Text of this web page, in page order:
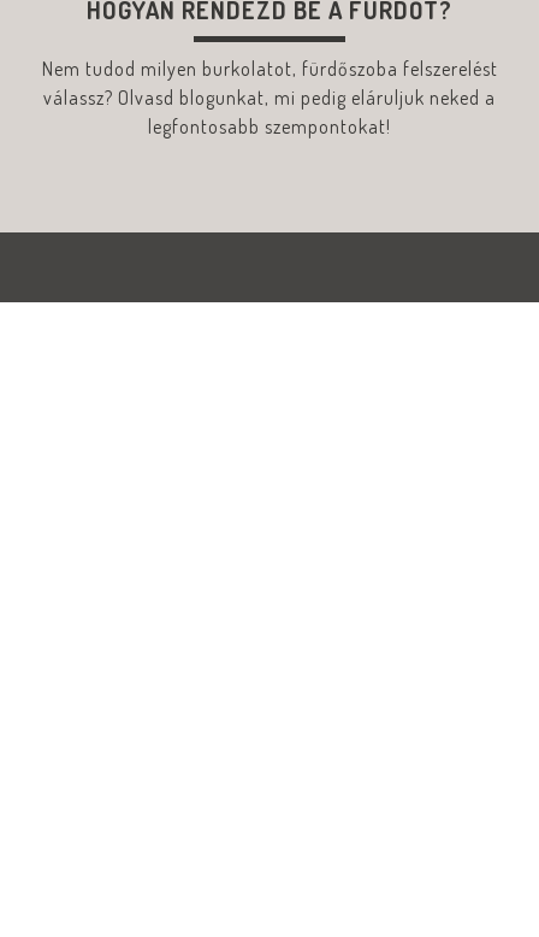
HOGYAN RENDEZD BE A FÜRDŐT?
Nem tudod milyen burkolatot, fürdőszoba felszerelést
válassz? Olvasd blogunkat, mi pedig eláruljuk neked a
legfontosabb szempontokat!